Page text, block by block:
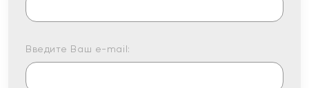
Введите Ваш e-mail: